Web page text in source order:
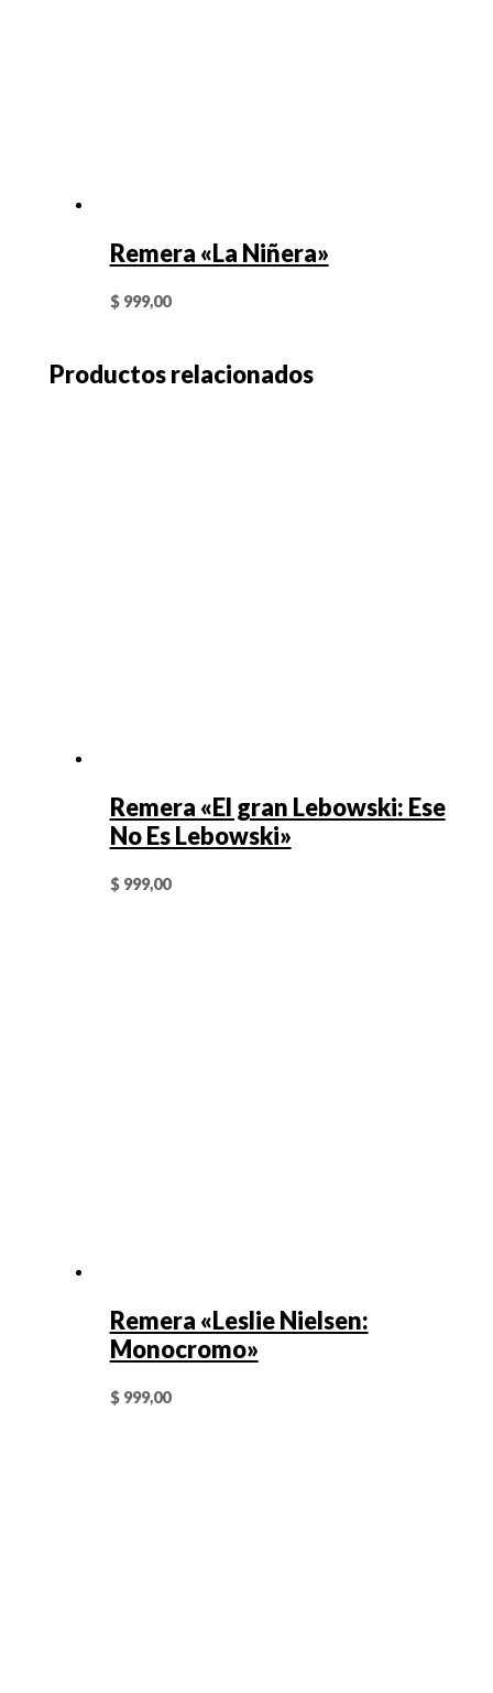
Remera «La Niñera»
$999,00
Productos relacionados
Remera «El gran Lebowski: Ese
No Es Lebowski»
$999,00
Remera «Leslie Nielsen:
Monocromo»
$999,00